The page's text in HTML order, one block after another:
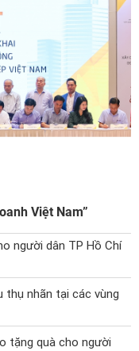
Việt Nam”
người dân TP Hồ Chí
thụ nhãn tại các vùng
tặng quà cho người